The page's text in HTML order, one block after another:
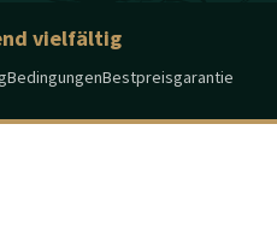
vielfältig
BedingungenBestpreisgarantie